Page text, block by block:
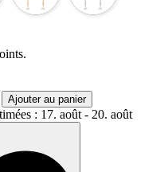
Ajouter au panier
: 17. août - 20. août